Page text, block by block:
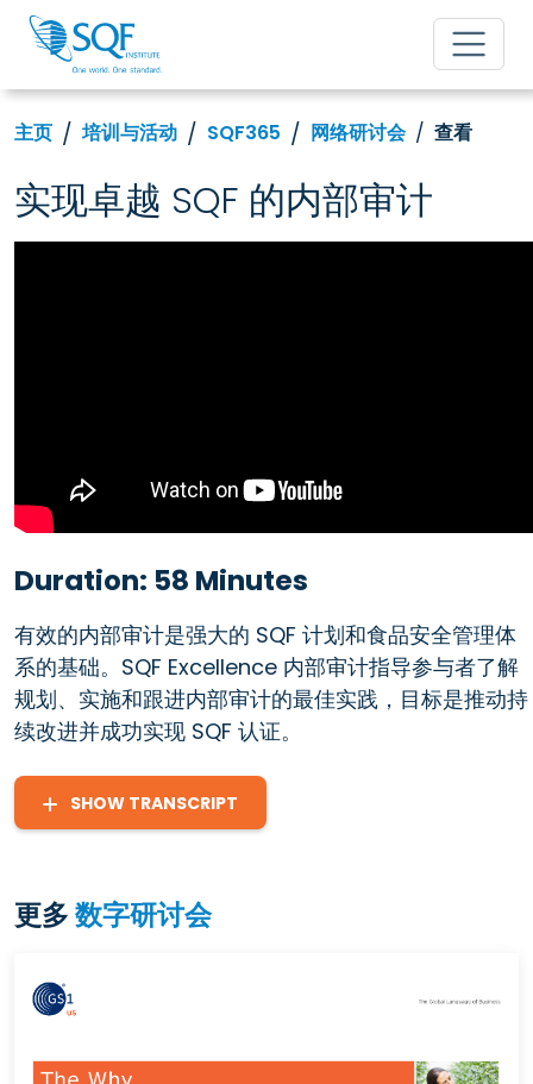
主页 培训与活动 SQF365 网络研讨会 查看
实现卓越 SQF 的内部审计
Duration: 58 Minutes
有效的内部审计是强大的 SQF 计划和食品安全管理体
系的基础。SQF Excellence 内部审计指导参与者了解
规划、实施和跟进内部审计的最佳实践，目标是推动持
续改进并成功实现 SQF 认证。
SHOW TRANSCRIPT
更多数字研讨会